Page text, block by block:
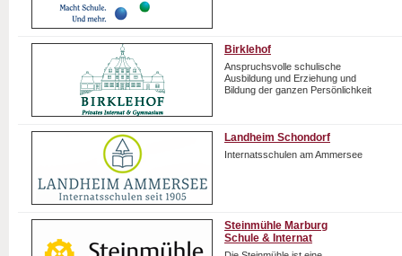
Birklehof
Anspruchsvolle schulische
Ausbildung und Erziehung und
Bildung der ganzen Persönlichkeit
Landheim Schondorf
Internatsschulen am Ammersee
Steinmühle Marburg
Schule & Internat